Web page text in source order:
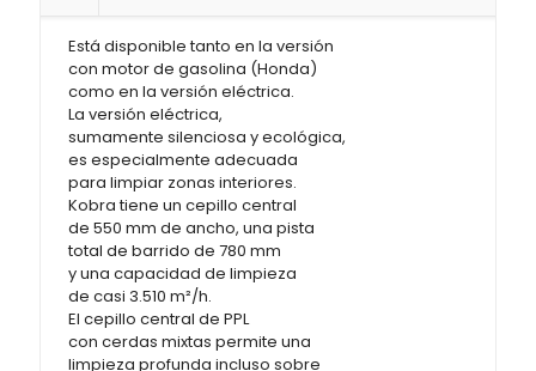
Está disponible tanto en la versión
con motor de gasolina (Honda)
como en la versión eléctrica.
La versión eléctrica,
sumamente silenciosa y ecológica,
es especialmente adecuada
para limpiar zonas interiores.
Kobra tiene un cepillo central
de 550 mm de ancho, una pista
total de barrido de 780 mm
y una capacidad de limpieza
de casi 3.510 m²/h.
El cepillo central de PPL
con cerdas mixtas permite una
limpieza profunda incluso sobre